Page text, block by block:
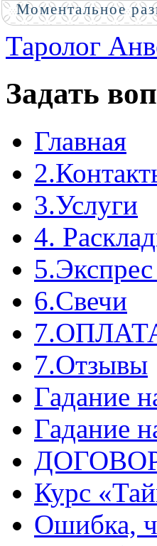
Таролог
Задать
Главная
3.Услуги
4.
6.Свечи
7.Отзывы
Гадание
Гадание
Курс
Ошибка,
Моментальное